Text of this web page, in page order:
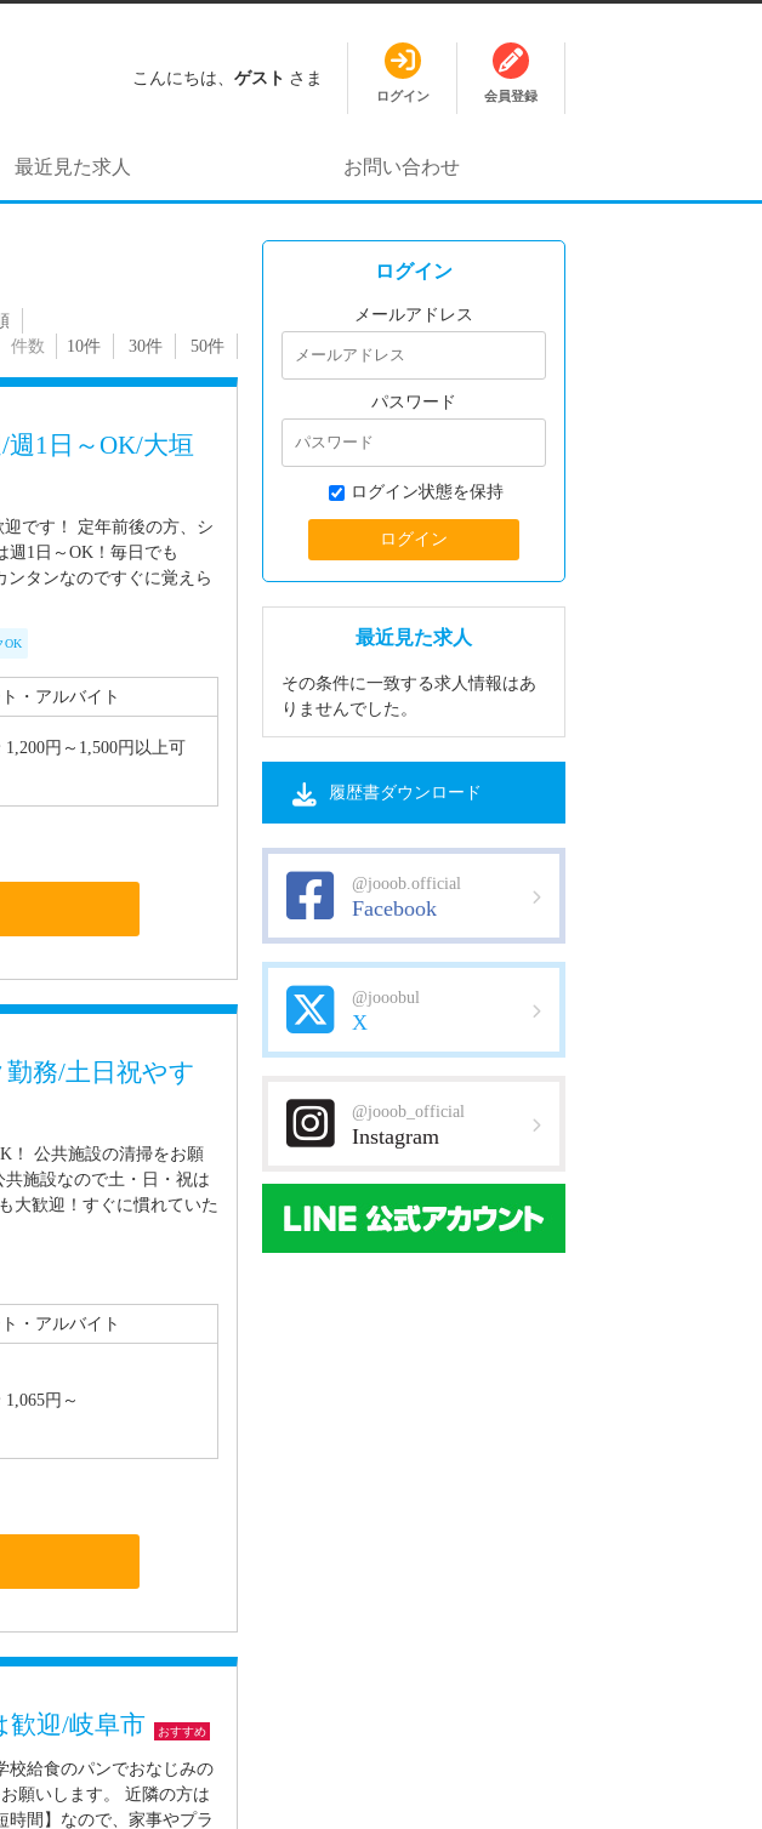
こんにちは、 ゲスト さま
ログイン 会員登録
最近見た求人 お問い合わせ
件数
10件 30件 50件
1日～OK/大垣
です！ 定年前後の方、シ
週1日～OK！毎日でも
タンなのですぐに覚えら
OK
・アルバイト
1,200円～1,500円以上可
務/土日祝やす
！ 公共施設の清掃をお願
施設なので土・日・祝は
大歓迎！すぐに慣れていた
・アルバイト
1,065円～
歓迎/岐阜市 おすすめ
校給食のパンでおなじみの
願いします。 近隣の方は
間】なので、家事やプラ
ログイン
メールアドレス
パスワード
ログイン状態を保持
最近見た求人
その条件に一致する求人情報はあ
りませんでした。
履歴書ダウンロード
@jooob.official
Facebook
@jooobul
X
@jooob_official
Instagram